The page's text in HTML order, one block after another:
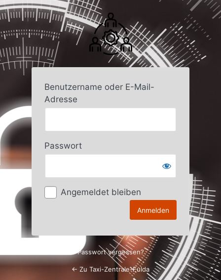
Anmelden
Benutzername oder E-Mail-
Adresse
Passwort
Angemeldet bleiben
Passwort vergessen?
← Zu Taxi-Zentrale-Fulda